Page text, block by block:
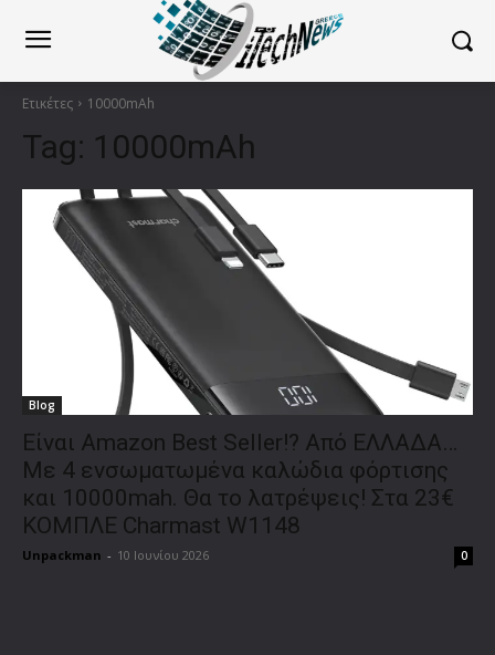
Ετικέτες 10000mAh
Tag: 10000mAh
Blog
Είναι Amazon Best Seller!? Από ΕΛΛΑΔΑ…
Με 4 ενσωματωμένα καλώδια φόρτισης
και 10000mah. Θα το λατρέψεις! Στα 23€
ΚΟΜΠΛΕ Charmast W1148
Unpackman - 10 Ιουνίου 2026 0